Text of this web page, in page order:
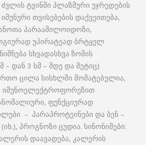
ტვინში პლაზმური უჯრედების
თვისებების დაქვეითება,
პარაამილოიდოზი,
უპირატეად ბრტყელ
სხვადასხვა ზომის
– დან 3 სმ – მდე და მეტიც)
ცილა სისხლში მომატებულია,
ფუნქციურად
– პარაპროტეინები და ბენ –
პროგნოზი ცუდია. სინონიმები:
დაავადება, კალერის